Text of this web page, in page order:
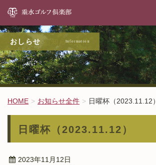
お知らせ全件
HOME お知らせ全件 日曜杯（2023.11.12）
日曜杯（2023.11.12）
2023年11月12日